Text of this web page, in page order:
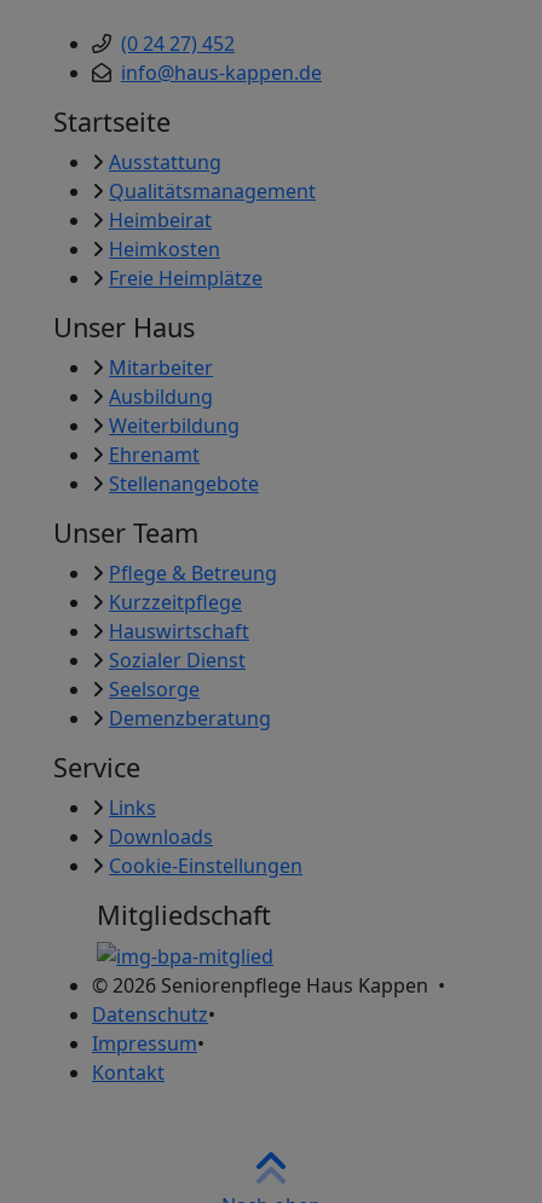
(0 24 27) 452
info@haus-kappen.de
Startseite
Ausstattung
Qualitätsmanagement
Heimbeirat
Heimkosten
Freie Heimplätze
Unser Haus
Mitarbeiter
Ausbildung
Weiterbildung
Ehrenamt
Stellenangebote
Unser Team
Pflege & Betreung
Kurzzeitpflege
Hauswirtschaft
Sozialer Dienst
Seelsorge
Demenzberatung
Service
Links
Downloads
Cookie-Einstellungen
Mitgliedschaft
© 2026 Seniorenpflege Haus Kappen •
Datenschutz•
Impressum•
Kontakt